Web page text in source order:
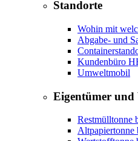
Standorte
Wohin mit
Abgabe- und
Kundenbüro
Umweltmobil
Eigentümer und
Restmülltonne
Altpapiertonne